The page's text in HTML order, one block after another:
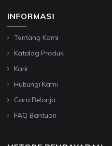
INFORMASI
Tentang Kami
Katalog Produk
Karir
Hubungi Kami
Cara Belanja
FAQ Bantuan